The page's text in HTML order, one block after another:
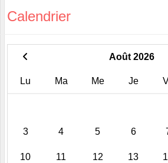
Calendrier
Août 2026
Lu Ma Me Je
3 4 5 6
10 11 12 13